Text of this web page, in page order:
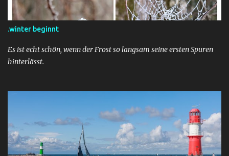
.winter beginnt
Es ist echt schön, wenn der Frost so langsam seine ersten Spuren
hinterlässt.